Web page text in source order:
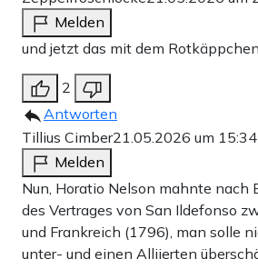
Melden
und jetzt das mit dem
2
Antworten
Tillius Cimber21.05.2026 um
Melden
Nun, Horatio Nelson mahnte nach
des Vertrages von San Ildefonso
und Frankreich (1796), man solle
unter- und einen Alliierten